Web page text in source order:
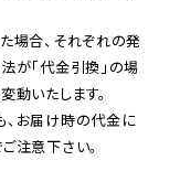
場合、それぞれの発
が「代金引換」の場
お届け時の代金に
注意下さい。